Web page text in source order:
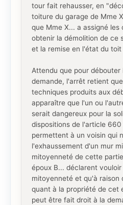
tour fait rehausser, en
toiture du garage de Mme
que Mme X... a assigné les
obtenir la démolition de ce
et la remise en l'état du toit
Attendu que pour débouter
demande, l'arrêt retient
techniques produits aux
apparaître que l'un ou
serait dangereux pour la
dispositions de l'article
permettent à un voisin qui
l'exhaussement d'un mur
mitoyenneté de cette
époux B... déclarent
mitoyenneté et qu'à raison
quant à la propriété de cet
peut être fait droit à la